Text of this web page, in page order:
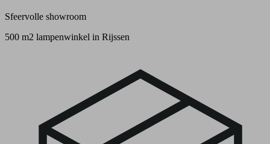
Sfeervolle showroom
500 m2 lampenwinkel in Rijssen